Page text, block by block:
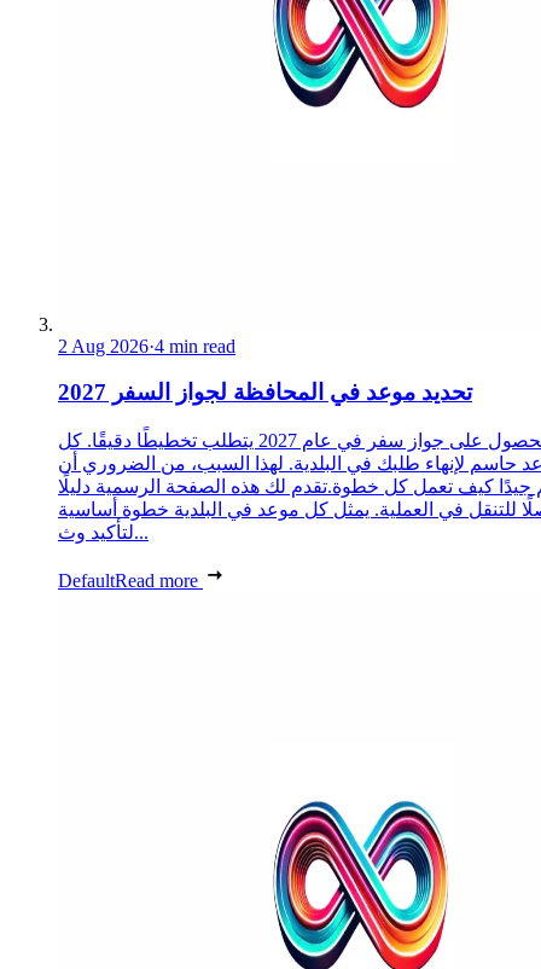
2 Aug 2026·4 min read
تحديد موعد في المحافظة لجواز السفر 2027
الحصول على جواز سفر في عام 2027 يتطلب تخطيطًا دقيقًا. كل
حاسم لإنهاء طلبك في البلدية. لهذا السبب، من الضروري أن
جيدًا كيف تعمل كل خطوة.تقدم لك هذه الصفحة الرسمية دليلًا
للتنقل في العملية. يمثل كل موعد في البلدية خطوة أساسية
لتأكيد وث...
DefaultRead more